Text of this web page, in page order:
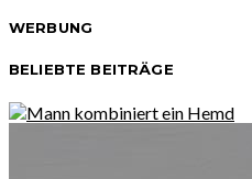
WERBUNG
BELIEBTE BEITRÄGE